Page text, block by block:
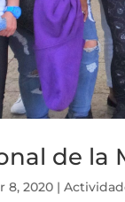
de la
8, 2020 |